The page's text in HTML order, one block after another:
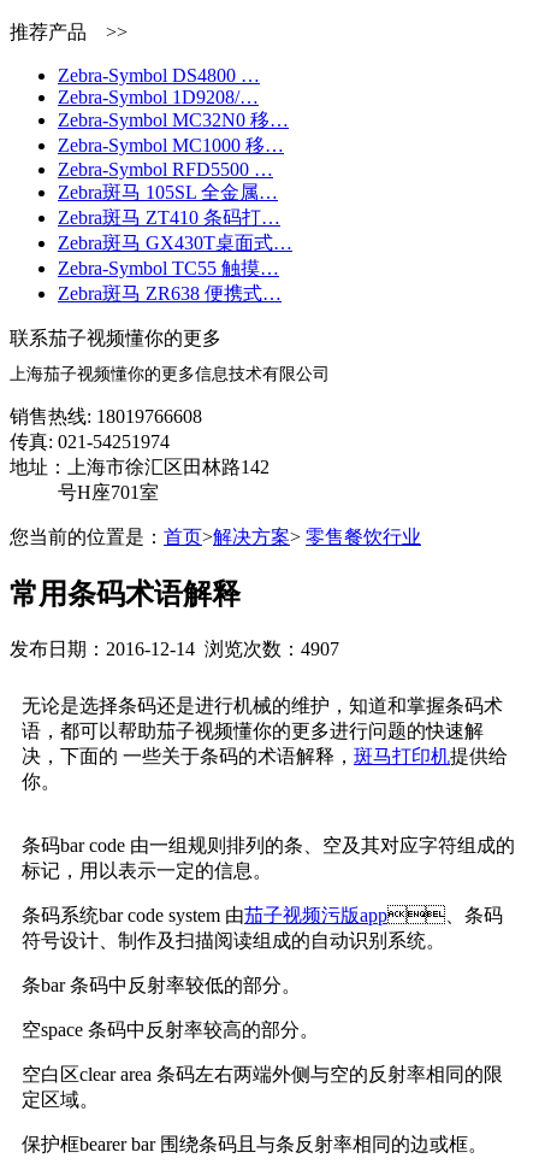
推荐产品 >>
Zebra-Symbol DS4800 …
Zebra-Symbol 1D9208/…
Zebra-Symbol MC32N0 移…
Zebra-Symbol MC1000 移…
Zebra-Symbol RFD5500 …
Zebra斑马 105SL 全金属…
Zebra斑马 ZT410 条码打…
Zebra斑马 GX430T桌面式…
Zebra-Symbol TC55 触摸…
Zebra斑马 ZR638 便携式…
联系茄子视频懂你的更多
上海茄子视频懂你的更多信息技术有限公司
销售热线: 18019766608
传真: 021-54251974
地址：上海市徐汇区田林路142
号H座701室
您当前的位置是： 首页>解决方案> 零售餐饮行业
常用条码术语解释
发布日期：2016-12-14 浏览次数：4907
无论是选择条码还是进行机械的维护，知道和掌握条码术
语，都可以帮助茄子视频懂你的更多进行问题的快速解
决，下面的 一些关于条码的术语解释， 斑马打印机提供给
你。
条码bar code 由一组规则排列的条、空及其对应字符组成的
标记，用以表示一定的信息。
条码系统bar code system 由茄子视频污版app、条码
符号设计、制作及扫描阅读组成的自动识别系统。
条bar 条码中反射率较低的部分。
空space 条码中反射率较高的部分。
空白区clear area 条码左右两端外侧与空的反射率相同的限
定区域。
保护框bearer bar 围绕条码且与条反射率相同的边或框。